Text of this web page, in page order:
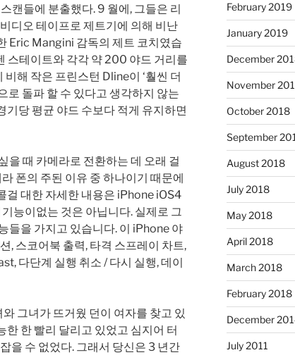
캔들에 분출했다. 9 월에, 그들은 리
디오 테이프로 제트기에 의해 비난
Eric Mangini 감독의 제트 코치였습
스테이트와 각각 약 200 야드 거리를
해 작은 프린스턴 Dline이 ‘훨씬 더
돌파 할 수 있다고 생각하지 않는
기당 평균 야드 수보다 적게 유지하면
을 때 카메라로 전환하는 데 오래 걸
폰의 주된 이유 중 하나이기 때문에
걸 대한 자세한 내용은 iPhone iOS4
능이없는 것은 아닙니다. 실제로 그
들을 가지고 있습니다. 이 iPhone 야
, 스코어북 출력, 타격 스프레이 차트,
다단계 실행 취소 / 다시 실행, 데이
그녀가 뜨거웠 던이 여자를 찾고 있
한 빨리 달리고 있었고 심지어 터
을 수 없었다. 그래서 당신은 3 년간
February 2019
January 2019
December
November
October 2018
September
August 2018
July 2018
May 2018
April 2018
March 2018
February 2018
December
July 2011